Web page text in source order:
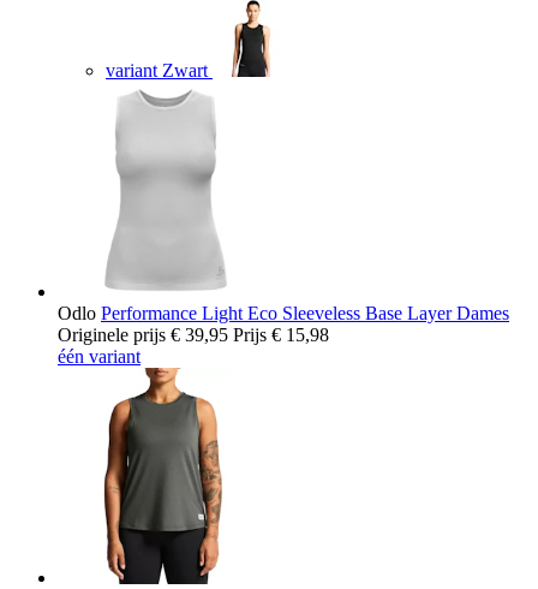
variant Zwart
Odlo Performance Light Eco Sleeveless Base Layer Dames
Originele prijs € 39,95 Prijs € 15,98
één variant